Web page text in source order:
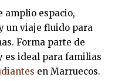
amplio espacio,
un viaje fluido para
Forma parte de
es ideal para familias
en Marruecos.